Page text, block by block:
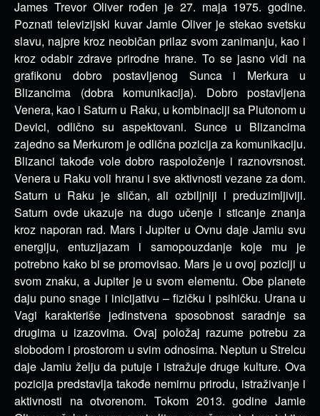
James Trevor Oliver rođen je 27. maja 1975. godine.
Poznati televizijski kuvar Jamie Oliver je stekao svetsku
slavu, najpre kroz neobičan prilaz svom zanimanju, kao i
kroz odabir zdrave prirodne hrane. To se jasno vidi na
grafikonu dobro postavljenog Sunca i Merkura u
Blizancima (dobra komunikacija). Dobro postavljena
Venera, kao i Saturn u Raku, u kombinaciji sa Plutonom u
Devici, odlično su aspektovani. Sunce u Blizancima
zajedno sa Merkurom je odlična pozicija za komunikaciju.
Blizanci takođe vole dobro raspoloženje i raznovrsnost.
Venera u Raku voli hranu i sve aktivnosti vezane za dom.
Saturn u Raku je sličan, ali ozbiljniji i preduzimljiviji.
Saturn ovde ukazuje na dugo učenje i sticanje znanja
kroz naporan rad. Mars i Jupiter u Ovnu daje Jamiu svu
energiju, entuzijazam i samopouzdanje koje mu je
potrebno kako bi se promovisao. Mars je u ovoj poziciji u
svom znaku, a Jupiter je u svom elementu. Obe planete
daju puno snage i inicijativu – fizičku i psihičku. Urana u
Vagi karakteriše jedinstvena sposobnost saradnje sa
drugima u izazovima. Ovaj položaj razume potrebu za
slobodom i prostorom u svim odnosima. Neptun u Strelcu
daje Jamiu želju da putuje i istražuje druge kulture. Ova
pozicija predstavlja takođe nemirnu prirodu, istraživanje i
aktivnosti na otvorenom. Tokom 2013. godine Jamie